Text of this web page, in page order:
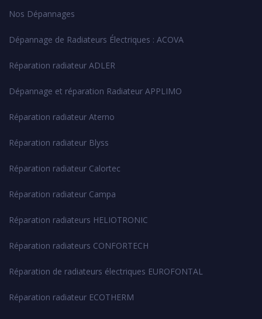
Nos Dépannages
Dépannage de Radiateurs Électriques : ACOVA
Réparation radiateur ADLER
Dépannage et réparation Radiateur APPLIMO
Réparation radiateur Aterno
Réparation radiateur Blyss
Réparation radiateur Calortec
Réparation radiateur Campa
Réparation radiateurs HELIOTRONIC
Réparation radiateurs CONFORTECH
Réparation de radiateurs électriques EUROFONTAL
Réparation radiateur ECOTHERM